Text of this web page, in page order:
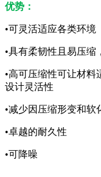
优势：
•可灵活适应各类环境
•具有柔韧性且易压
•高可压缩性可让材
设计灵活性
•减少因压缩形变和
•卓越的耐久性
•可降噪